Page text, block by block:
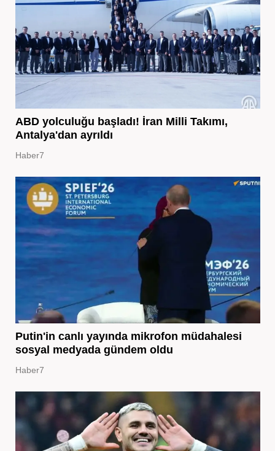
ABD yolculuğu başladı! İran Milli Takımı,
Antalya'dan ayrıldı
Haber7
Putin'in canlı yayında mikrofon müdahalesi
sosyal medyada gündem oldu
Haber7